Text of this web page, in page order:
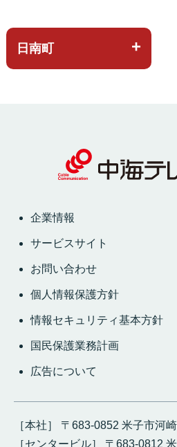
日南町
企業情報
サービスサイト
お問い合わせ
個人情報保護方針
情報セキュリティ基本方針
国民保護業務計画
広告について
［本社］ 〒683-0852 米子市河
［センタービル］ 〒683-0812